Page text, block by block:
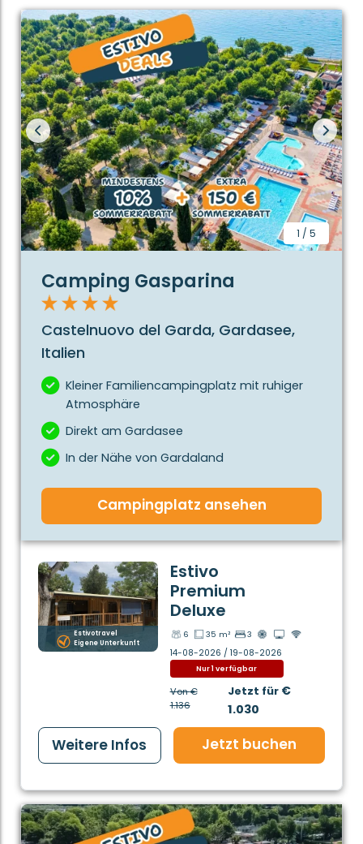
mit allen Annehmlichkeiten ausgestattet. Auch auf
CampingBella Italiafinden Sie unseres Mobilheim-
Type Estivo Premium Plus. Einem Campingplatz, auf
dem der Name ‚Bella Italia ‚zur Geltung kommt. Mit
einer perfekten Lage zwischen den Städchen
Peschiera del Garda und Lazise finden Sie
CampingplatzGasparina. Auf diesem Campingplatz
wohnen Sie in unserem Nagelneuen Mobilheim Estivo
Premium Deluxe. Luxus wie zuHause aber dann unter
der Italienischen Sonne. Unsere eigene Estivotravel
Luxus Mobilheime werden bei den Suchergebnissen
mit dem Label "Estivotravel eigene
Unterkunft "gezeigt!
Aktivitäten und Sehenswürdigkeiten am
Gardasee
Eine Bootsfahrt zu einer der sieben Inseln des
Gardasees ist ein Erlebnis. Es ist ein exklusiver Besuch
der schönen, unbekannten Orte in dieser Region. Sie
Jahren verborgen ist.
Ihr Luxus Campingurlaub am Gardasee finden Sie
hier!
1 / 5
Camping Gasparina
Castelnuovo del Garda, Gardasee,
Italien
Kleiner Familiencampingplatz mit ruhiger
Atmosphäre
Direkt am Gardasee
In der Nähe von Gardaland
Campingplatz ansehen
Estivotravel
Eigene Unterkunft
Estivo
Premium
Deluxe
6 35 m² 3
14-08-2026 / 19-08-2026
Nur 1 verfügbar
Von€
1.136
Jetzt für €
1.030
Weitere Infos Jetzt buchen